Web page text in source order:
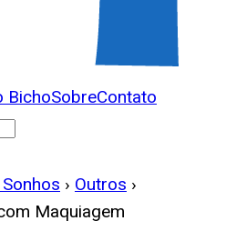
BichoSobreContato
› Outros ›
Maquiagem